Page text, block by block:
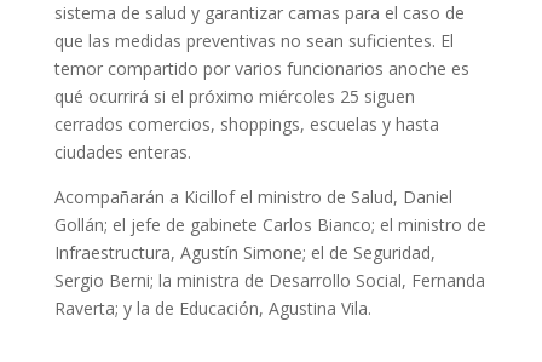
sistema de salud y garantizar camas para el caso de
que las medidas preventivas no sean suficientes. El
temor compartido por varios funcionarios anoche es
qué ocurrirá si el próximo miércoles 25 siguen
cerrados comercios, shoppings, escuelas y hasta
ciudades enteras.
Acompañarán a Kicillof el ministro de Salud, Daniel
Gollán; el jefe de gabinete Carlos Bianco; el ministro de
Infraestructura, Agustín Simone; el de Seguridad,
Sergio Berni; la ministra de Desarrollo Social, Fernanda
Raverta; y la de Educación, Agustina Vila.